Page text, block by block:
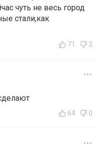
чуть не весь город
стали,как
71 2
64 0